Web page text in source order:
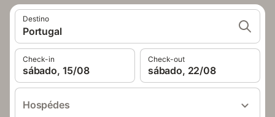
Destino
Portugal
Check-in
sábado, 15/08
Check-out
sábado, 22/08
Hospédes